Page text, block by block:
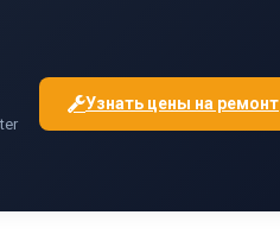
Узнать цены на ремонт